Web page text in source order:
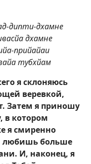
дипти-дхамне
дхамне
прийайаи
тубхйам
я склоняюсь
веревкой,
Затем я приношу
в котором
я смиренно
любишь больше
И, наконец, я